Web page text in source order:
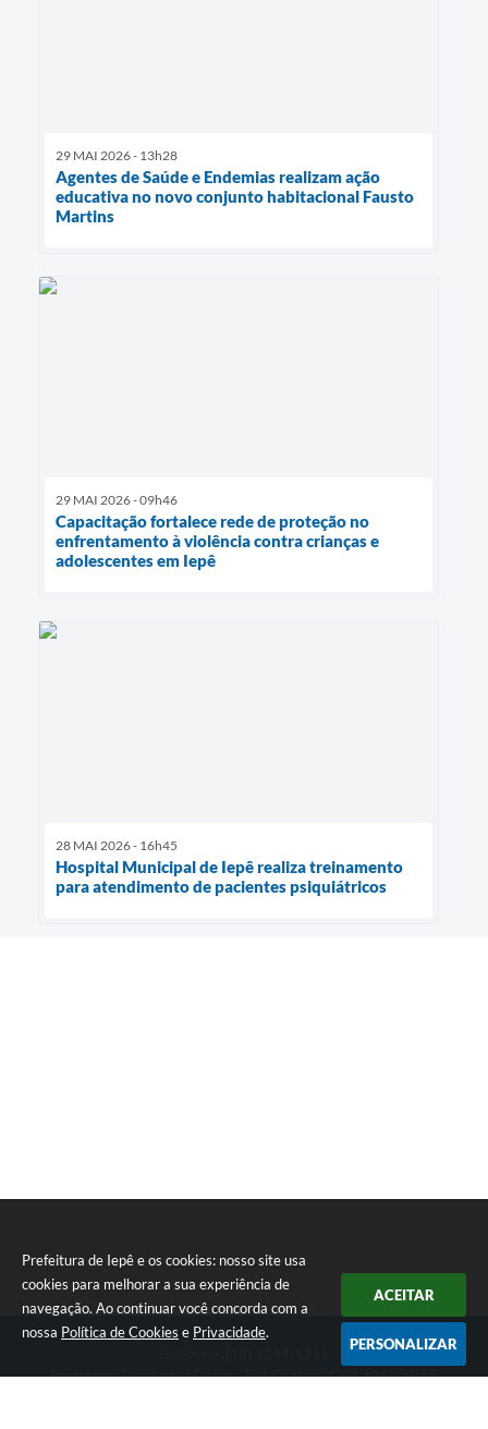
Prefeitura de Iepê e os cookies: nosso site usa
cookies para melhorar a sua experiência de
navegação. Ao continuar você concorda com a
nossa Política de Cookies e Privacidade.
ACEITAR
PERSONALIZAR
29 MAI 2026 - 13h28
Agentes de Saúde e Endemias realizam ação
educativa no novo conjunto habitacional Fausto
Martins
29 MAI 2026 - 09h46
Capacitação fortalece rede de proteção no
enfrentamento à violência contra crianças e
adolescentes em Iepê
28 MAI 2026 - 16h45
Hospital Municipal de Iepê realiza treinamento
para atendimento de pacientes psiquiátricos
Endereço: Rua Minas Gerais, 274 Centro | CEP: 19640-015